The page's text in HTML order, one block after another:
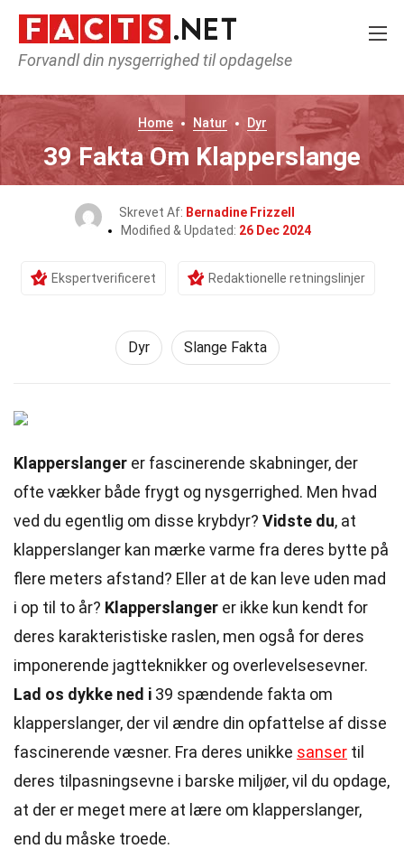
Forvandl din nysgerrighed til opdagelse
Home Natur Dyr
39 Fakta Om Klapperslange
Skrevet Af: Bernadine Frizzell
Modified & Updated: 26 Dec 2024
Ekspertverificeret Redaktionelle retningslinjer
Dyr Slange Fakta
Klapperslanger er fascinerende skabninger, der
ofte vækker både frygt og nysgerrighed. Men hvad
ved du egentlig om disse krybdyr? Vidste du, at
klapperslanger kan mærke varme fra deres bytte på
flere meters afstand? Eller at de kan leve uden mad
i op til to år? Klapperslanger er ikke kun kendt for
deres karakteristiske raslen, men også for deres
imponerende jagtteknikker og overlevelsesevner.
Lad os dykke ned i 39 spændende fakta om
klapperslanger, der vil ændre din opfattelse af disse
fascinerende væsner. Fra deres unikke sanser til
deres tilpasningsevne i barske miljøer, vil du opdage,
at der er meget mere at lære om klapperslanger,
end du måske troede.